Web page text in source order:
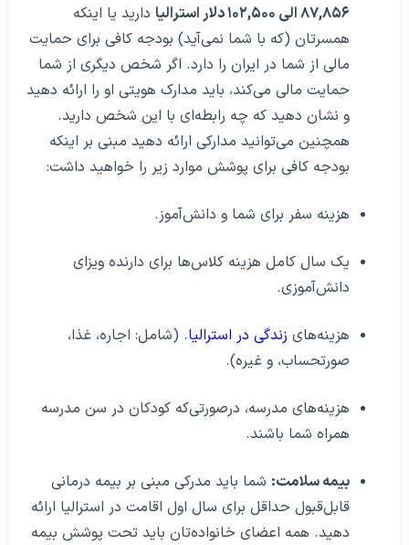
۸۷,۸۵۶ الی ۱۰۲,۵۰۰ دلار استرالیا
دارید یا اینکه
همسرتان (که با شما نمی‌آید) بودجه کافی برای حمایت
مالی از شما در ایران را دارد. اگر شخص دیگری از شما
حمایت مالی می‌کند، باید مدارک هویتی او را ارائه دهید
و نشان دهید که چه رابطه‌ای با این شخص دارید.
همچنین می‌توانید مدارکی ارائه دهید مبنی بر اینکه
بودجه کافی برای پوشش موارد زیر را خواهید داشت:
هزینه سفر برای شما و دانش‌آموز.
یک سال کامل هزینه کلاس‌ها برای دارنده ویزای
دانش‌آموزی.
هزینه‌های زندگی در استرالیا. (شامل: اجاره، غذا،
صورتحساب، و غیره).
هزینه‌های مدرسه، درصورتی‌که کودکان در سن مدرسه
همراه شما باشند.
بیمه سلامت: شما باید مدرکی مبنی بر بیمه درمانی
قابل‌قبول حداقل برای سال اول اقامت در استرالیا ارائه
دهید. همه اعضای خانواده‌تان باید تحت پوشش بیمه